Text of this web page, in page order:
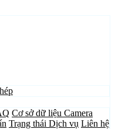
Cơ sở dữ liệu Camera
Trạng thái Dịch vụ Liên hệ